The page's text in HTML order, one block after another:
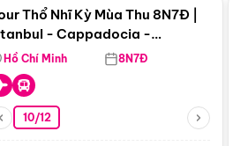
Thổ Nhĩ Kỳ Mùa Thu 8N7Đ |
- Cappadocia -
Hồ Chí Minh 8N7Đ
10/12